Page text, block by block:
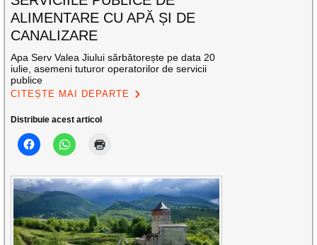
ALIMENTARE CU APĂ ȘI DE
CANALIZARE
Apa Serv Valea Jiului sărbătorește pe data 20
iulie, asemeni tuturor operatorilor de servicii
publice
CITEȘTE MAI DEPARTE
Distribuie acest articol